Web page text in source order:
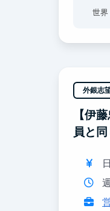
世界
外銀志
【伊
員と同
週